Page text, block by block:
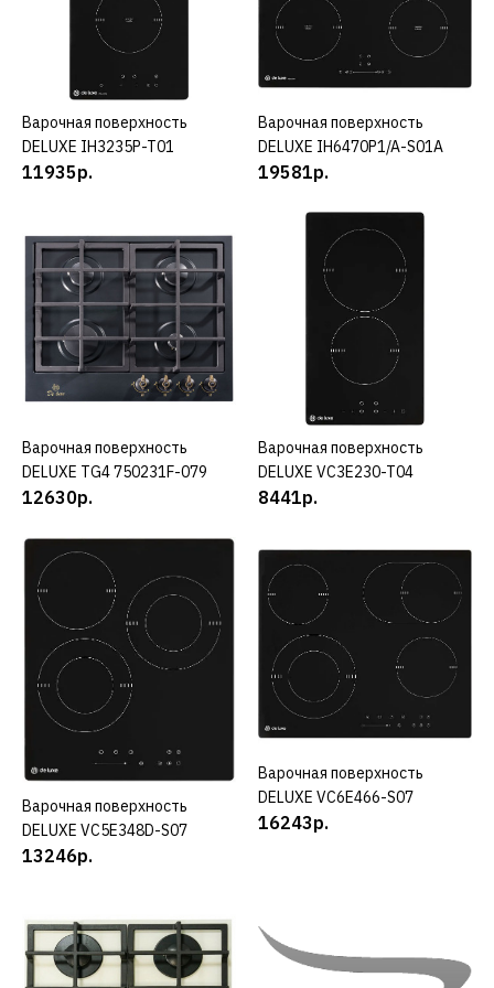
17820р.
КУПИТЬ
ДОБАВИТЬ В ПОЖЕЛАНИЯ
Варочная поверхность
DELUXE 904004.00эв
КУПИТЬ
ДОБАВИТЬ К СРАВНЕНИЮ
ДОБАВИТЬ В ПОЖЕЛАНИЯ
DELUXE
DELUXE IH3235P-T01
11935р.
КУПИТЬ
ДОБАВИТЬ К СРАВНЕНИЮ
DELUXE
19581р.
КУПИТЬ
Варочная поверхность
DELUXE IH3235P-T01
11935р.
КУПИТЬ
Варочная поверхность
DELUXE IH6470P1/A-S01A
19581р.
КУПИТЬ
Варочная поверхность
DELUXE TG4 750231F-079
12630р.
КУПИТЬ
Варочная поверхность
DELUXE VC3E230-T04
8441р.
КУПИТЬ
Варочная поверхность
DELUXE VC5E348D-S07
13246р.
КУПИТЬ
Варочная поверхность
DELUXE VC6E466-S07
16243р.